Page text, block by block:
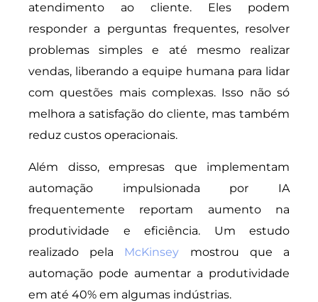
atendimento ao cliente. Eles podem
responder a perguntas frequentes, resolver
problemas simples e até mesmo realizar
vendas, liberando a equipe humana para lidar
com questões mais complexas. Isso não só
melhora a satisfação do cliente, mas também
reduz custos operacionais.
Além disso, empresas que implementam
automação impulsionada por IA
frequentemente reportam aumento na
produtividade e eficiência. Um estudo
realizado pela McKinsey mostrou que a
automação pode aumentar a produtividade
em até 40% em algumas indústrias.